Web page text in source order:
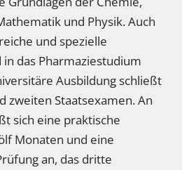
und Physik. Auch
und spezielle
das Pharmaziestudium
Ausbildung schließt
zweiten Staatsexamen. An
sich eine praktische
Monaten und eine
an, das dritte